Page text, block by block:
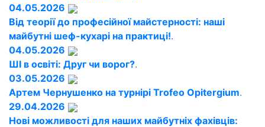
04.05.2026
Від теорії до професійної майстерності: наші
майбутні шеф-кухарі на практиці!.
04.05.2026
ШІ в освіті: Друг чи ворог?.
03.05.2026
Артем Чернушенко на турнірі Trofeo Opitergium.
29.04.2026
Нові можливості для наших майбутніх фахівців: